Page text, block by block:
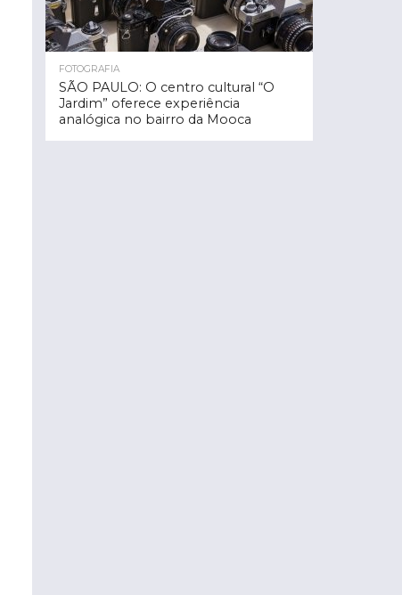
FOTOGRAFIA
SÃO PAULO: O centro cultural “O
Jardim” oferece experiência
analógica no bairro da Mooca